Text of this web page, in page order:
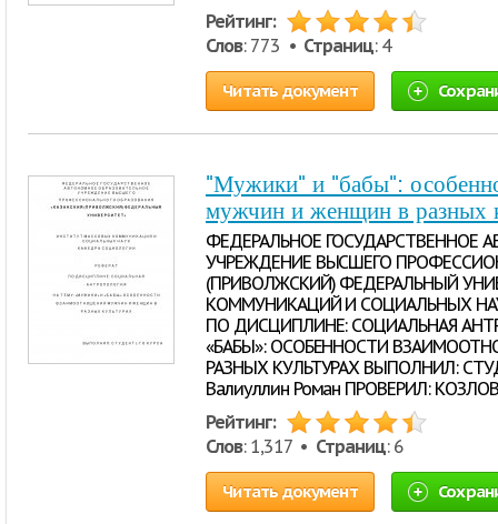
Рейтинг:
Слов: 773 • Страниц: 4
Читать документ
"Мужики" и "бабы":
мужчин и женщин в разных
ФЕДЕРАЛЬНОЕ ГОСУДАРСТВЕННОЕ
УЧРЕЖДЕНИЕ ВЫСШЕГО
(ПРИВОЛЖСКИЙ) ФЕДЕРАЛЬНЫЙ
КОММУНИКАЦИЙ И СОЦИАЛЬНЫХ
ПО ДИСЦИПЛИНЕ: СОЦИАЛЬНАЯ
«БАБЫ»: ОСОБЕННОСТИ
РАЗНЫХ КУЛЬТУРАХ ВЫПОЛНИЛ:
Валиуллин Роман ПРОВЕРИЛ:
Рейтинг:
Слов: 1,317 • Страниц: 6
Читать документ